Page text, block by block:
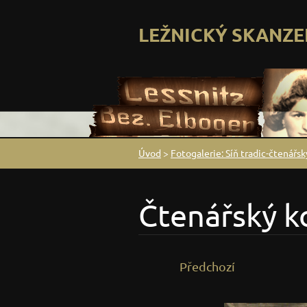
LEŽNICKÝ
Úvod > Fotogalerie: Síň tradic-
Čtenářský
Předchozí